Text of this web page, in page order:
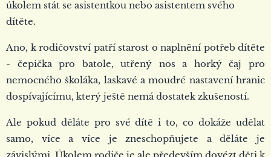
úkolem stát se asistentkou nebo asistentem svého
dítěte.
Ano, k rodičovství patří starost o naplnění potřeb dítěte
- čepička pro batole, utřený nos a horký čaj pro
nemocného školáka, laskavé a moudré nastavení hranic
dospívajícímu, který ještě nemá dostatek zkušeností.
Ale pokud děláte pro své dítě i to, co dokáže udělat
samo, více a více je zneschopňujete a děláte je